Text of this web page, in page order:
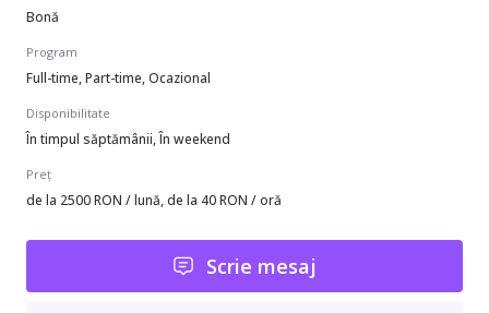
Bonă
Program
Full-time, Part-time, Ocazional
Disponibilitate
În timpul săptămânii, În weekend
Preț
de la 2500 RON / lună, de la 40 RON / oră
Scrie mesaj